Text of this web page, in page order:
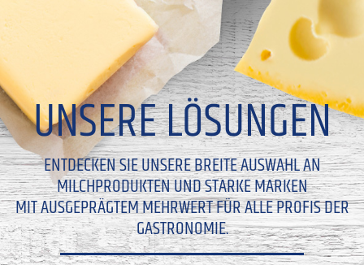
UNSERE LÖSUNGEN
ENTDECKEN SIE UNSERE BREITE AUSWAHL AN
MILCHPRODUKTEN UND STARKE MARKEN
MIT AUSGEPRÄGTEM MEHRWERT FÜR ALLE PROFIS DER
GASTRONOMIE.